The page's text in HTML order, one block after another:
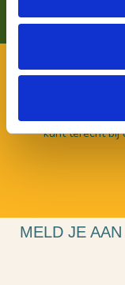
Benieuwd naar
kunt terecht bij
MELD JE